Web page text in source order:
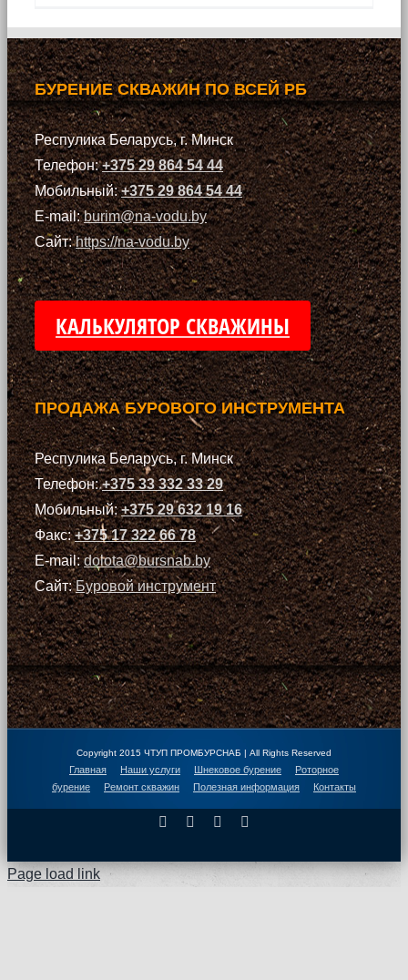
БУРЕНИЕ СКВАЖИН ПО ВСЕЙ РБ
Респулика Беларусь, г. Минск
Телефон:+375 29 864 54 44
Мобильный:+375 29 864 54 44
E-mail:burim@na-vodu.by
Сайт:https://na-vodu.by
КАЛЬКУЛЯТОР СКВАЖИНЫ
ПРОДАЖА БУРОВОГО ИНСТРУМЕНТА
Респулика Беларусь, г. Минск
Телефон:+375 33 332 33 29
Мобильный:+375 29 632 19 16
Факс:+375 17 322 66 78
E-mail:dolota@bursnab.by
Сайт:Буровой инструмент
Copyright 2015 ЧТУП ПРОМБУРСНАБ | All Rights Reserved
Главная Наши услуги Шнековое бурение
Роторное
бурение
Ремонт скважин Полезная информация Контакты
Facebook Instagram
Page load link